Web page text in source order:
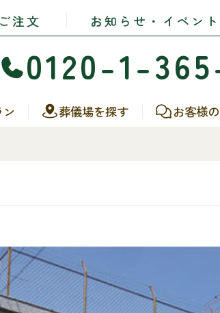
注文 お知らせ・イベン
0120-1-
葬儀場を探す お客様